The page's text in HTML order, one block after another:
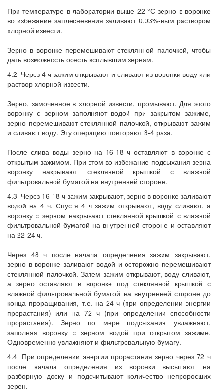
При температуре в лаборатории выше 22 °С зерно в воронке
во избежание заплесневения заливают 0,03%-ным раствором
хлорной извести.
Зерно в воронке перемешивают стеклянной палочкой, чтобы
дать возможность осесть всплывшим зернам.
4.2. Через 4 ч зажим открывают и сливают из воронки воду или
раствор хлорной извести.
Зерно, замоченное в хлорной извести, промывают. Для этого
воронку с зерном заполняют водой при закрытом зажиме,
зерно перемешивают стеклянной палочкой, открывают зажим
и сливают воду. Эту операцию повторяют 3-4 раза.
После слива воды зерно на 16-18 ч оставляют в воронке с
открытым зажимом. При этом во избежание подсыхания зерна
воронку накрывают стеклянной крышкой с влажной
фильтровальной бумагой на внутренней стороне.
4.3. Через 16-18 ч зажим закрывают, зерно в воронке заливают
водой на 4 ч. Спустя 4 ч зажим открывают, воду сливают, а
воронку с зерном накрывают стеклянной крышкой с влажной
фильтровальной бумагой на внутренней стороне и оставляют
на 22-24 ч.
Через 48 ч после начала определения зажим закрывают,
зерно в воронке заливают водой и осторожно перемешивают
стеклянной палочкой. Затем зажим открывают, воду сливают,
а зерно оставляют в воронке под стеклянной крышкой с
влажной фильтровальной бумагой на внутренней стороне до
конца проращивания, т.е. на 24 ч (при определении энергии
прорастания) или на 72 ч (при определении способности
прорастания). Зерно по мере подсыхания увлажняют,
заполняя воронку с зерном водой при открытом зажиме.
Одновременно увлажняют и фильтровальную бумагу.
4.4. При определении энергии прорастания зерно через 72 ч
после начала определения из воронки высыпают на
разборную доску и подсчитывают количество непроросших
зерен.